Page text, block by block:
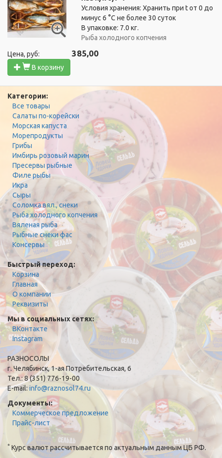
Условия хранения: Хранить при t от 0 до
минус 6 °C не более 30 суток
В упаковке: 7.0 кг.
Рыба холодного копчения
Цена, руб: 385,00
В корзину
Категории:
Все товары
Салаты по-корейски
Морская капуста
Морепродукты
Грибы
Имбирь розовый марин
Пресервы рыбные
Филе рыбы
Икра
Сыры
Соломка вял., снеки
Рыба холодного копчения
Вяленая рыба
Рыбные снеки фас
Консервы
Быстрый переход:
Корзина
Главная
О компании
Реквизиты
Мы в социальных сетях:
ВКонтакте
Instagram
РАЗНОСОЛЫ
г. Челябинск, 1-ая Потребительская, 6
Тел.: 8 (351) 776-19-00
E-mail: info@raznosol74.ru
Документы:
Коммерческое предложение
Прайс-лист
* Курс валют рассчитывается по актуальным данным ЦБ РФ.